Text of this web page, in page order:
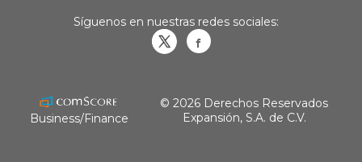
Síguenos en nuestras redes sociales:
Business/Finance
© 2026 Derechos Reservados
Expansión, S.A. de C.V.